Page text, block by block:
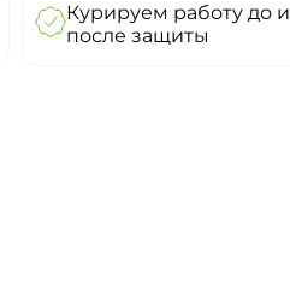
Курируем работу до и
после защиты